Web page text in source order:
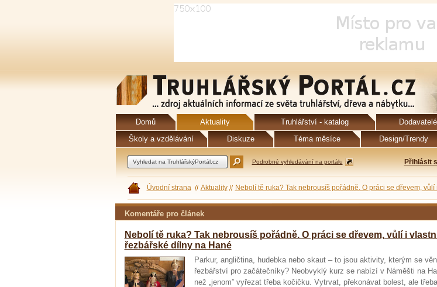
Domů Aktuality Truhlářství - katalog
Školy a vzdělávání
Diskuze Téma měsíce Design/Trendy
Podrobné vyhledávání na portálu Přihlásit
Úvodní strana Aktuality Nebolí tě ruka? Tak nebrousíš pořádně. O práci se dřevem,
Komentáře pro článek
Nebolí tě ruka? Tak nebrousíš pořádně. O práci se dřevem, vůlí i
řezbářské dílny na Hané
Parkur, angličtina, hudebka nebo skaut – to jsou aktivity, kterým se
řezbářství pro začátečníky? Neobvyklý kurz se nabízí v Náměšti na
než „jenom” vyřezat třeba kočičku. Vytrvat, překonávat bolest, ale